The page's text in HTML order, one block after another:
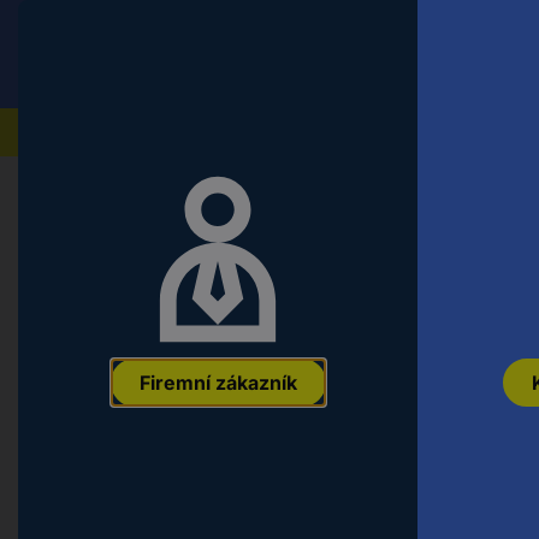
Firemní zákazník
Vybavení budov & Smart Living Smart
Shelly 1PM Mini Gen4 bezdrátový
3800238070809 Označení výrobce: SHELLY_1PM_MINI GEN4